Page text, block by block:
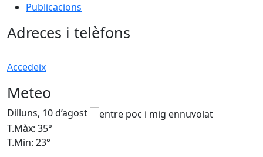
Publicacions
Adreces i telèfons
Accedeix
Meteo
Dilluns, 10 d’agost
T.Màx: 35°
T.Min: 23°